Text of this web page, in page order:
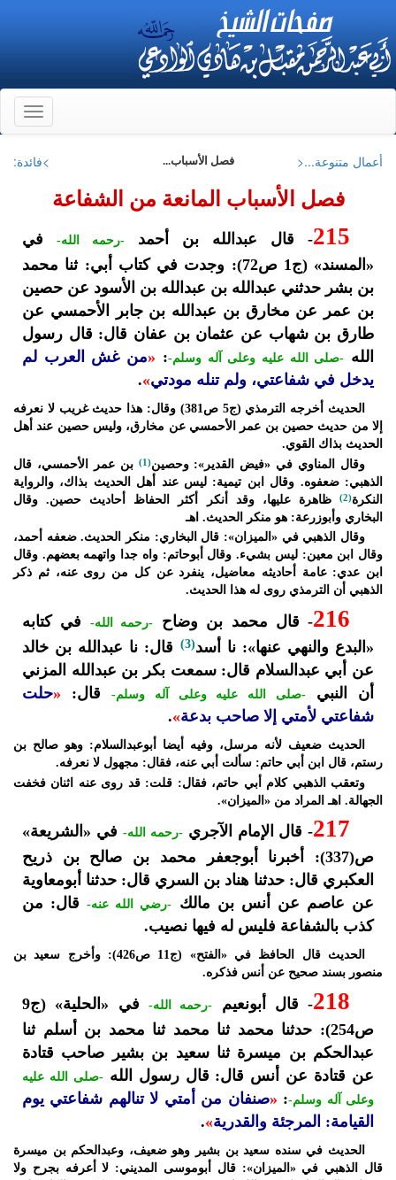
أعمال متنوعة...<
فصل الأسباب... >فائدة:
فصل الأسباب المانعة من الشفاعة
215- قال عبدالله بن أحمد -رحمه الله-في
«المسند» (ج1 ص72): وجدت في كتاب أبي: ثنا محمد
بن بشر حدثني عبدالله بن عبدالله بن الأسود عن حصين
بن عمر عن مخارق بن عبدالله بن جابر الأحمسي عن
طارق بن شهاب عن عثمان بن عفان قال: قال رسول
الله -صلى الله عليه وعلى آله وسلم-:
«من غش العرب لم
يدخل في شفاعتي، ولم تنله مودتي»
.
الحديث أخرجه الترمذي (ج5 ص381) وقال: هذا حديث غريب لا نعرفه
إلا من حديث حصين بن عمر الأحمسي عن مخارق، وليس حصين عند أهل
الحديث بذاك القوي.
وقال المناوي في «فيض القدير»: وحصين(1)
بن عمر الأحمسي، قال
الذهبي: ضعفوه. وقال ابن تيمية: ليس عند أهل الحديث بذاك، والرواية
النكرة(2)
ظاهرة عليها، وقد أنكر أكثر الحفاظ أحاديث حصين. وقال
البخاري وأبوزرعة: هو منكر الحديث. اهـ
وقال الذهبي في «الميزان»: قال البخاري: منكر الحديث. ضعفه أحمد،
وقال ابن معين: ليس بشيء. وقال أبوحاتم: واه جدا واتهمه بعضهم. وقال
ابن عدي: عامة أحاديثه معاضيل، ينفرد عن كل من روى عنه، ثم ذكر
الذهبي أن الترمذي روى له هذا الحديث.
216- قال محمد بن وضاح -رحمه الله-
في كتابه
«البدع والنهي عنها»: نا أسد(3)
قال: نا عبدالله بن خالد
عن أبي عبدالسلام قال: سمعت بكر بن عبدالله المزني
أن النبي
-صلى الله عليه وعلى آله وسلم- قال: «حلت
شفاعتي لأمتي إلا صاحب بدعة»
.
الحديث ضعيف لأنه مرسل، وفيه أيضا أبوعبدالسلام: وهو صالح بن
رستم، قال ابن أبي حاتم: سألت أبي عنه، فقال: مجهول لا نعرفه.
وتعقب الذهبي كلام أبي حاتم، فقال: قلت: قد روى عنه اثنان فخفت
الجهالة. اهـ المراد من «الميزان».
217- قال الإمام الآجري-رحمه الله- في «الشريعة»
ص(337): أخبرنا أبوجعفر محمد بن صالح بن ذريح
العكبري قال: حدثنا هناد بن السري قال: حدثنا أبومعاوية
عن عاصم عن أنس بن مالك
-رضي الله عنه-قال: من
كذب بالشفاعة فليس له فيها نصيب.
الحديث قال الحافظ في «الفتح» (ج11 ص426): وأخرج سعيد بن
منصور بسند صحيح عن أنس فذكره.
218- قال أبونعيم -رحمه الله-
في «الحلية» (ج9
ص254): حدثنا محمد ثنا محمد ثنا محمد بن أسلم ثنا
عبدالحكم بن ميسرة ثنا سعيد بن بشير صاحب قتادة
عن قتادة عن أنس قال: قال رسول الله-صلى الله عليه
وعلى آله وسلم-:
«صنفان من أمتي لا تنالهم شفاعتي يوم
القيامة: المرجئة والقدرية»
.
الحديث في سنده سعيد بن بشير وهو ضعيف، وعبدالحكم بن ميسرة
قال الذهبي في «الميزان»: قال أبوموسى المديني: لا أعرفه بجرح ولا